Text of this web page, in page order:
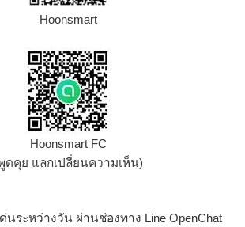
Hoonsmart
Hoonsmart FC
ดคุย แลกเปลี่ยนความเห็น)
ระหว่างวัน ผ่านช่องทาง Line OpenChat